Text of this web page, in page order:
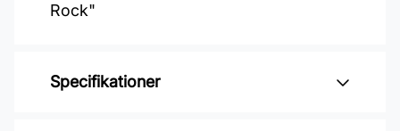
Rock"
Specifikationer